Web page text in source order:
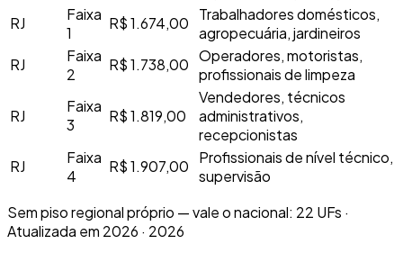
RJ
Faixa
1
R$ 1.674,00
Trabalhadores domésticos,
agropecuária, jardineiros
RJ
Faixa
2
R$ 1.738,00 Operadores, motoristas,
profissionais de limpeza
RJ
Faixa
3
R$ 1.819,00
Vendedores, técnicos
administrativos,
recepcionistas
RJ
Faixa
4
R$ 1.907,00
Profissionais de nível técnico,
supervisão
Sem piso regional próprio — vale o nacional: 22 UFs ·
Atualizada em 2026 · 2026